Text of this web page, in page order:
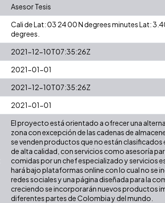
Asesor Tesis
Cali de Lat: 03 24 00 N degrees minutes Lat:
degrees.
2021-12-10T07:35:26Z
2021-01-01
2021-12-10T07:35:26Z
2021-01-01
El proyecto está orientado a ofrecer una
zona con excepción de las cadenas de
se venden productos que no están
de alta calidad, con servicios como asesoría
comidas por un chef especializado y servicios
hará bajo plataformas online con lo cual no se
redes sociales y una página diseñada para la
creciendo se incorporarán nuevos productos
diferentes partes de Colombia y del mundo.